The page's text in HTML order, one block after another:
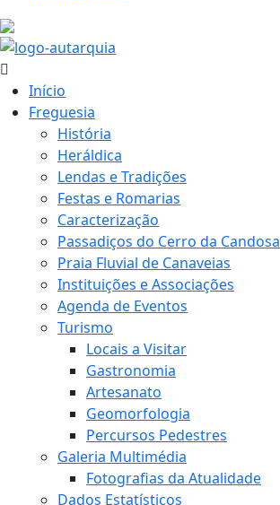
Início
Freguesia
História
Heráldica
Lendas e Tradições
Festas e Romarias
Caracterização
Passadiços do Cerro da Candosa
Praia Fluvial de Canaveias
Instituições e Associações
Agenda de Eventos
Turismo
Locais a Visitar
Gastronomia
Artesanato
Geomorfologia
Percursos Pedestres
Galeria Multimédia
Fotografias da Atualidade
Dados Estatísticos